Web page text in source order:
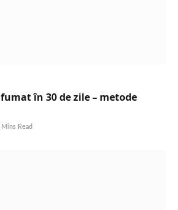
în 30 de zile – metode
Mins Read